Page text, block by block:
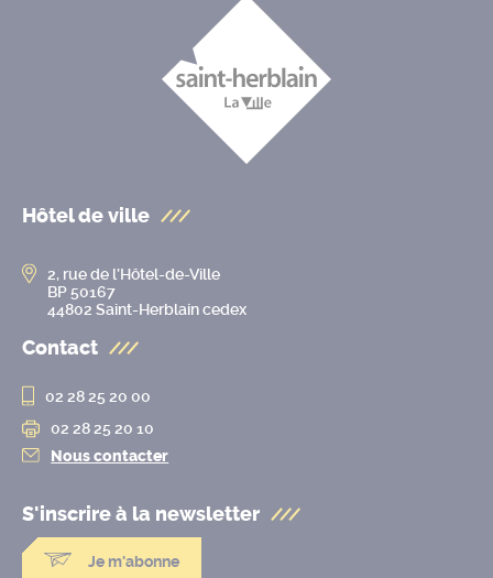
Hôtel de ville
2, rue de l’Hôtel-de-Ville
BP 50167
44802 Saint-Herblain cedex
Contact
02 28 25 20 00
02 28 25 20 10
Nous contacter
S'inscrire à la newsletter
Je m'abonne